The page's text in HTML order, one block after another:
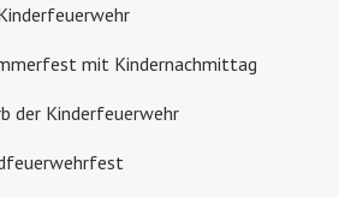
mit Kindernachmittag
der Kinderfeuerwehr